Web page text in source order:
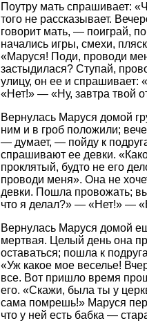
Поутру мать спрашивает:
того не рассказывает.
говорит мать, — поиграй,
начались игры, смехи,
«Маруся! Поди, проводи
застыдилася? Ступай,
улицу, он ее и
«Нет!» — «Ну, завтра твой
Вернулась Маруся домой
ним и в гроб положили;
— думает, — пойду к
спрашивают ее девки.
проклятый, будто не его
проводи меня». Она не
девки. Пошла провожать;
что я делал?» — «Нет!» —
Вернулась Маруся домой
мертвая. Целый день она
оставаться; пошла к
«Уж какое мое веселье!
все. Вот пришло время
его. «Скажи, была ты у
сама помрешь!» Маруся
что у ней есть бабка —